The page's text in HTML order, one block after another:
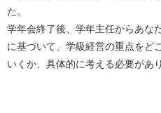
た。
学年会終了後、学年主任からあな
に基づいて、学級経営の重点をど
いくか、具体的に考える必要があ